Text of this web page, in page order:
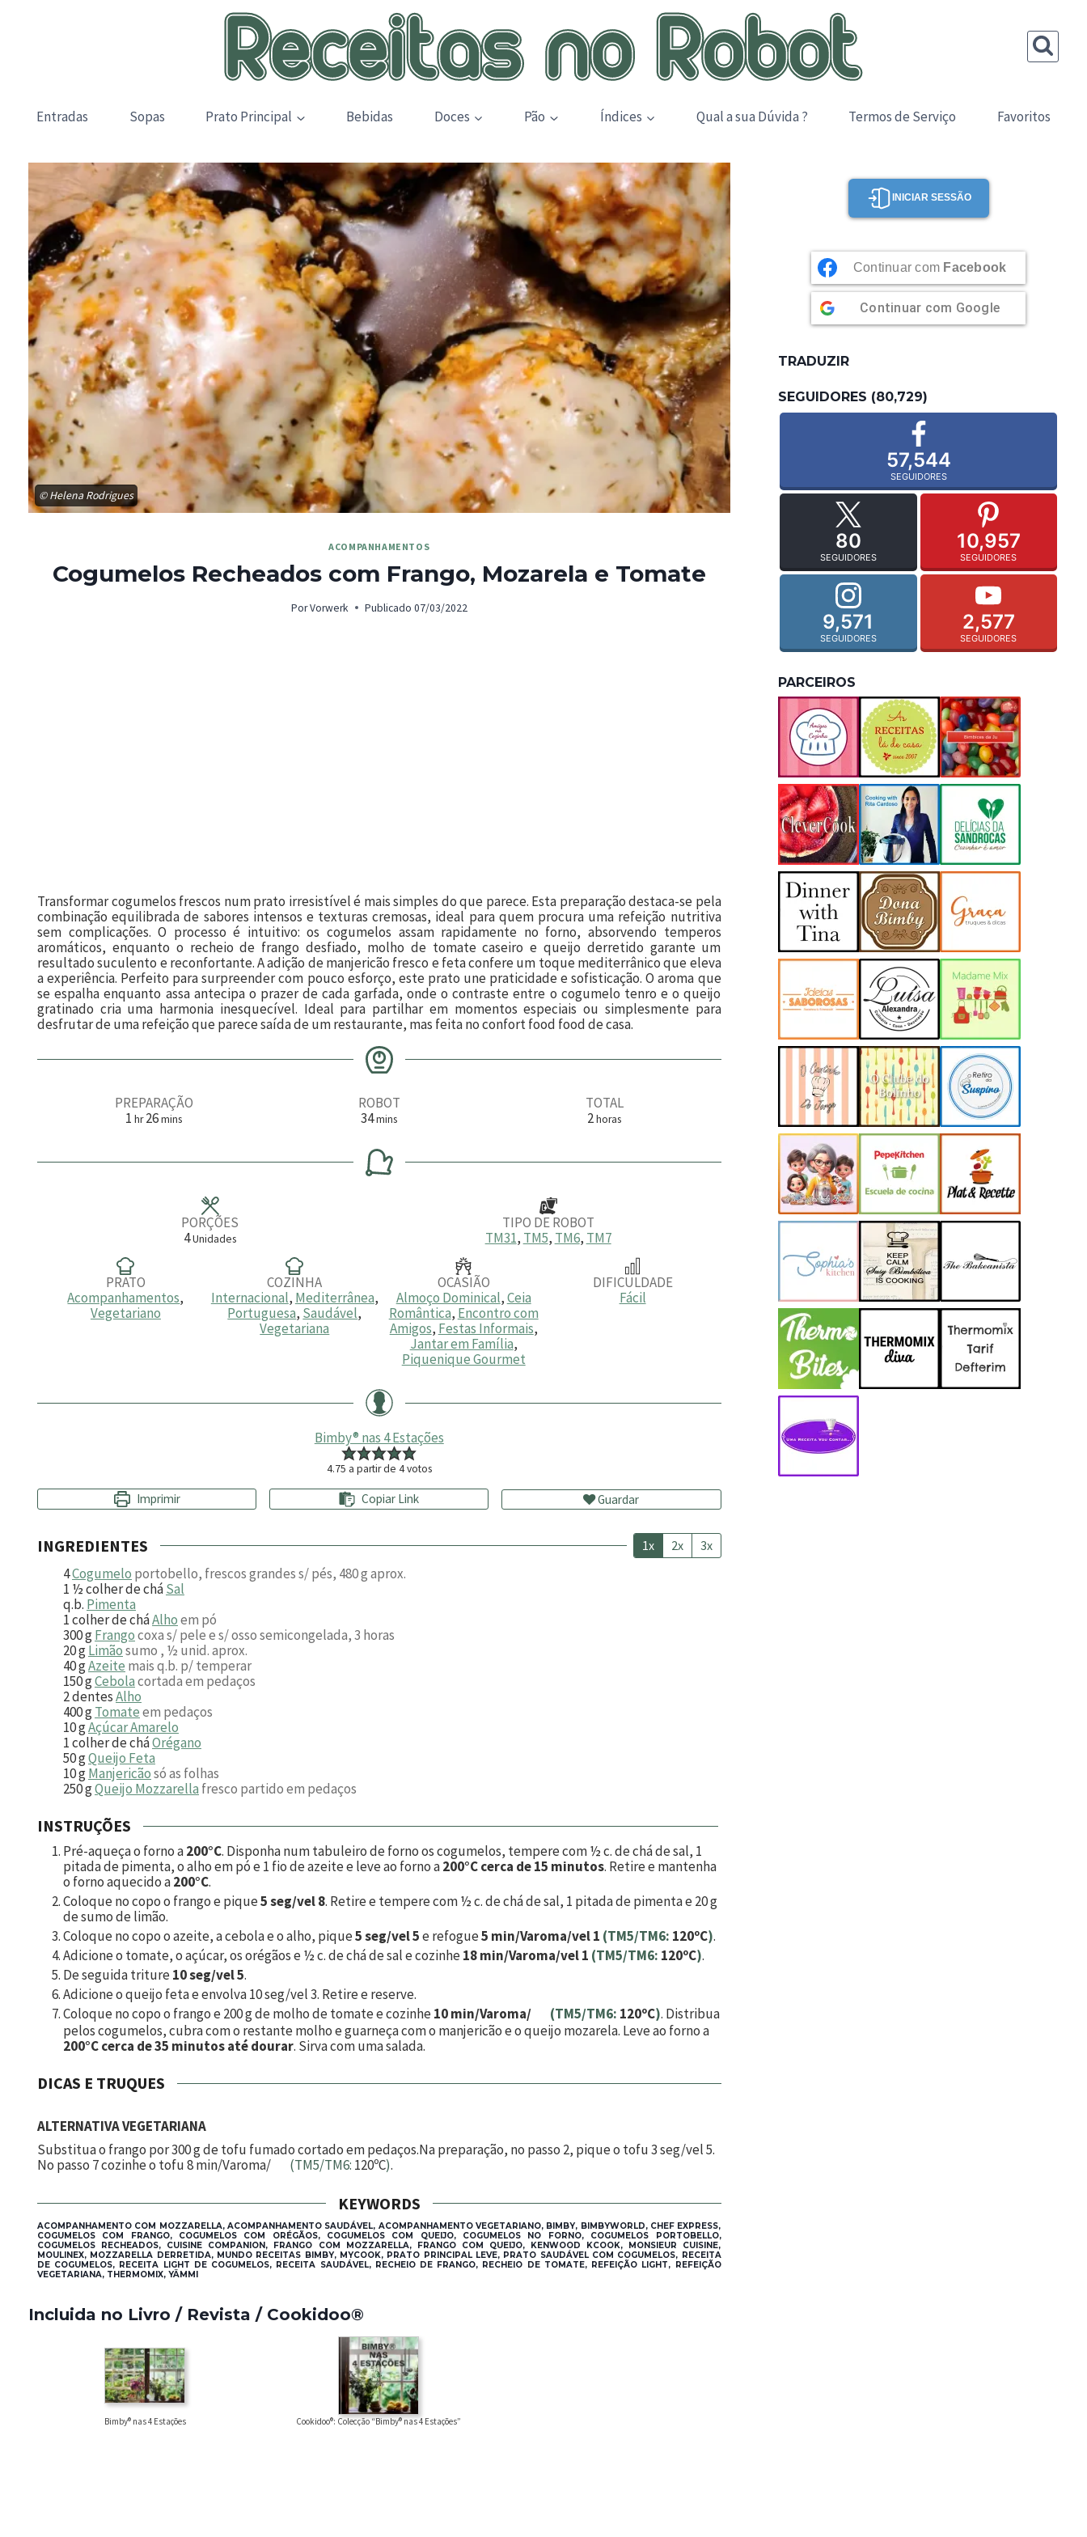
Entradas Sopas Prato Principal Bebidas Doces Pão Índices Qual a sua Dúvida ? Termos de Serviço Favoritos
© Helena Rodrigues
ACOMPANHAMENTOS
Cogumelos Recheados com Frango, Mozarela e Tomate
Por Vorwerk Publicado 07/03/2022
Transformar cogumelos frescos num prato irresistível é mais simples do que parece. Esta preparação destaca-se pela
combinação equilibrada de sabores intensos e texturas cremosas, ideal para quem procura uma refeição nutritiva
sem complicações. O processo é intuitivo: os cogumelos assam rapidamente no forno, absorvendo temperos
aromáticos, enquanto o recheio de frango desfiado, molho de tomate caseiro e queijo derretido garante um
resultado suculento e reconfortante. A adição de manjericão fresco e feta confere um toque mediterrânico que eleva
a experiência. Perfeito para surpreender com pouco esforço, este prato une praticidade e sofisticação. O aroma que
se espalha enquanto assa antecipa o prazer de cada garfada, onde o contraste entre o cogumelo tenro e o queijo
gratinado cria uma harmonia inesquecível. Ideal para partilhar em momentos especiais ou simplesmente para
desfrutar de uma refeição que parece saída de um restaurante, mas feita no confort food food de casa.
PREPARAÇÃO
1h
a
hr 26m
u
mins
ROBOT
34m
n
t
mins
TOTAL
2h
a
horas
PORÇÕES
4Unidades
TIPO DE ROBOT
TM31, TM5, TM6, TM7
PRATO
Acompanhamentos,
Vegetariano
COZINHA
Internacional, Mediterrânea,
Portuguesa, Saudável,
Vegetariana
OCASIÃO
Almoço Dominical,Ceia
Romântica, Encontro com
Amigos, Festas Informais,
Jantar em Família,
Piquenique Gourmet
DIFICULDADE
Fácil
Bimby® nas 4 Estações
4.75 a partir de 4votos
Imprimir Copiar Link Guardar
INGREDIENTES 1x 2x 3x
4Cogumelo portobello, frescos grandes s/ pés, 480 g aprox.
1 ½colher de cháSal
q.b. Pimenta
1colher de cháAlhoem pó
300gFrangocoxa s/ pele e s/ osso semicongelada, 3 horas
20gLimãosumo , ½ unid. aprox.
40gAzeite mais q.b. p/ temperar
150gCebolacortada em pedaços
2dentesAlho
400gTomateem pedaços
10gAçúcar Amarelo
1colher de cháOrégano
50gQueijo Feta
10gManjericãosó as folhas
250gQueijo Mozzarella fresco partido em pedaços
INSTRUÇÕES
Pré-aqueça o forno a200°C. Disponha num tabuleiro de forno os cogumelos, tempere com½c. de chá de sal, 1
pitada de pimenta, o alho em pó e1 fio de azeite e leve ao forno a200°C cerca de 15 minutos. Retire e mantenha
o forno aquecido a200°C.
Coloque no copo o frango e pique5 seg/vel 8. Retire e tempere com½c. de chá de sal, 1 pitada de pimenta e20g
de sumo de limão.
Coloque no copo o azeite, a cebola e o alho, pique5 seg/vel 5e refogue5 min/Varoma/vel 1 (TM5/TM6: 120ºC).
Adicione o tomate, o açúcar, os orégãos e½c. de chá de sal e cozinhe18 min/Varoma/vel 1 (TM5/TM6: 120ºC).
De seguida triture10 seg/vel 5.
Adicione o queijo feta e envolva 10 seg/vel 3. Retire e reserve.
Coloque no copo o frango e200g de molho de tomate e cozinhe10 min/Varoma/ (TM5/TM6: 120ºC). Distribua
pelos cogumelos, cubra com o restante molho e guarneça com o manjericão e o queijo mozarela. Leve ao forno a
200°C cerca de 35 minutos até dourar. Sirva com uma salada.
DICAS E TRUQUES
ALTERNATIVA VEGETARIANA
Substitua o frango por 300 g de tofu fumado cortado em pedaços.Na preparação, no passo 2, pique o tofu 3 seg/vel 5.
No passo 7 cozinhe o tofu 8 min/Varoma/
(TM5/TM6: 120ºC).
KEYWORDS
ACOMPANHAMENTO COM MOZZARELLA, ACOMPANHAMENTO SAUDÁVEL, ACOMPANHAMENTO VEGETARIANO, BIMBY, BIMBYWORLD, CHEF EXPRESS,
COGUMELOS COM FRANGO, COGUMELOS COM ORÉGÃOS, COGUMELOS COM QUEIJO, COGUMELOS NO FORNO, COGUMELOS PORTOBELLO,
COGUMELOS RECHEADOS, CUISINE COMPANION, FRANGO COM MOZZARELLA, FRANGO COM QUEIJO, KENWOOD KCOOK, MONSIEUR CUISINE,
MOULINEX, MOZZARELLA DERRETIDA, MUNDO RECEITAS BIMBY, MYCOOK, PRATO PRINCIPAL LEVE, PRATO SAUDÁVEL COM COGUMELOS, RECEITA
DE COGUMELOS, RECEITA LIGHT DE COGUMELOS, RECEITA SAUDÁVEL, RECHEIO DE FRANGO, RECHEIO DE TOMATE, REFEIÇÃO LIGHT, REFEIÇÃO
VEGETARIANA, THERMOMIX, YÄMMI
Incluida no Livro / Revista / Cookidoo®
Bimby® nas 4 Estações Cookidoo®: Colecção “Bimby® nas 4 Estações”
INICIAR SESSÃO
Continuar com Facebook
Continuar com Google
TRADUZIR
SEGUIDORES (80,729)
57,544
SEGUIDORES
80
SEGUIDORES
10,957
SEGUIDORES
9,571
SEGUIDORES
2,577
SEGUIDORES
PARCEIROS